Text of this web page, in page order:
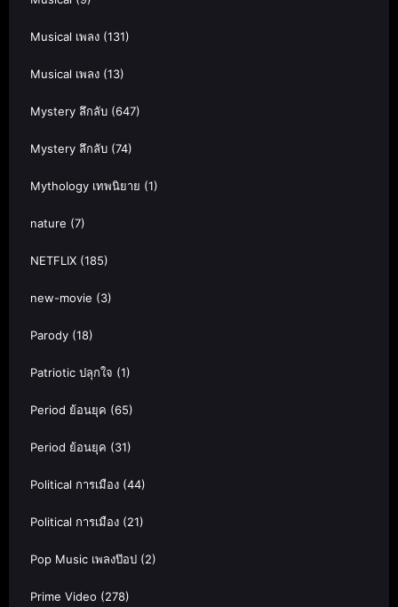
Musical เพลง (131)
Musical เพลง (13)
Mystery ลึกลับ (647)
Mystery ลึกลับ (74)
Mythology เทพนิยาย (1)
nature (7)
NETFLIX (185)
new-movie (3)
Parody (18)
Patriotic ปลุกใจ (1)
Period ย้อนยุค (65)
Period ย้อนยุค (31)
Political การเมือง (44)
Political การเมือง (21)
Pop Music เพลงป๊อป (2)
Prime Video (278)